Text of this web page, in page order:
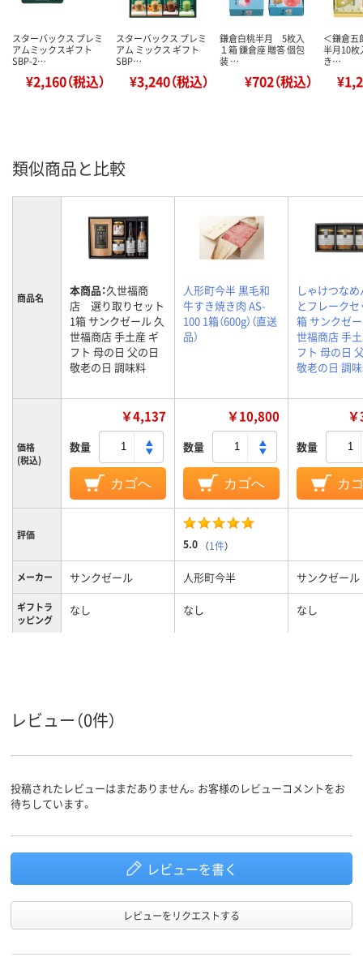
スターバックス プレミ
アムミックスギフト
SBP-2…
¥2,160（税込）
スターバックス プレミ
アム ミックス ギフト
SBP…
¥3,240（税込）
鎌倉白桃半月 5枚入
１箱 鎌倉座 贈答 個包
装 …
¥702（税込）
＜鎌倉五
半月10枚
き…
類似商品と比較
商品名 本商品：久世福商
店 選り取りセット
1箱 サンクゼール 久
世福商店 手土産 ギ
フト 母の日 父の日
敬老の日 調味料
人形町今半 黒毛和
牛すき焼き肉 AS-
100 1箱（600g）（直送
品）
しゃけつな
とフレークセ
箱 サンクゼ
世福商店 手
フト 母の日
敬老の日 調
価格
(税込)
￥4,137
数量
カゴへ
￥10,800
数量
カゴへ
数量
カ
評価
5.0 （1件）
メーカー サンクゼール 人形町今半 サンクゼール
ギフトラ
ッピング
なし なし なし
レビュー（0件）
投稿されたレビューはまだありません。お客様のレビューコメントをお
待ちしています。
レビューを書く
レビューをリクエストする